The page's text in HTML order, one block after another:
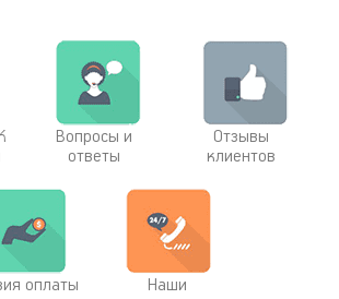
Вопросы и
ответы
Отзывы
клиентов
оплаты
Наши